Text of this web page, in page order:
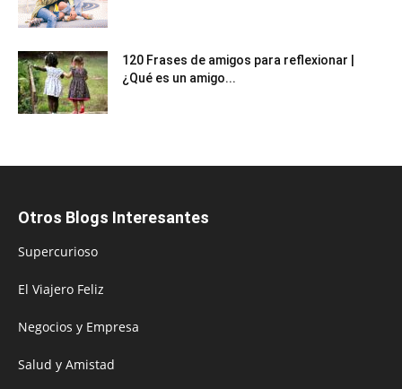
120 Frases de amigos para reflexionar |
¿Qué es un amigo...
Otros Blogs Interesantes
Supercurioso
El Viajero Feliz
Negocios y Empresa
Salud y Amistad